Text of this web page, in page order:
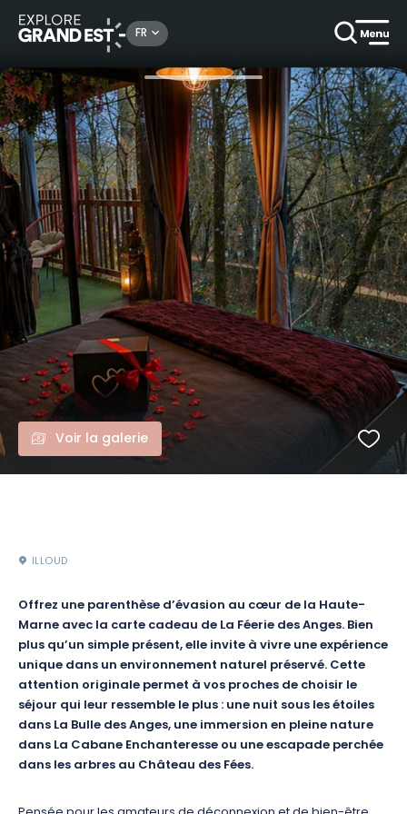
FR
Campings & locatifs de plein air Carte cadeau La Féerie des Anges: bulle, cabane perchée, lodge avec spa privatif
Voir la galerie
ILLOUD
Offrez une parenthèse d’évasion au cœur de la Haute-
Marne avec la carte cadeau de La Féerie des Anges. Bien
plus qu’un simple présent, elle invite à vivre une expérience
unique dans un environnement naturel préservé. Cette
attention originale permet à vos proches de choisir le
séjour qui leur ressemble le plus : une nuit sous les étoiles
dans La Bulle des Anges, une immersion en pleine nature
dans La Cabane Enchanteresse ou une escapade perchée
dans les arbres au Château des Fées.